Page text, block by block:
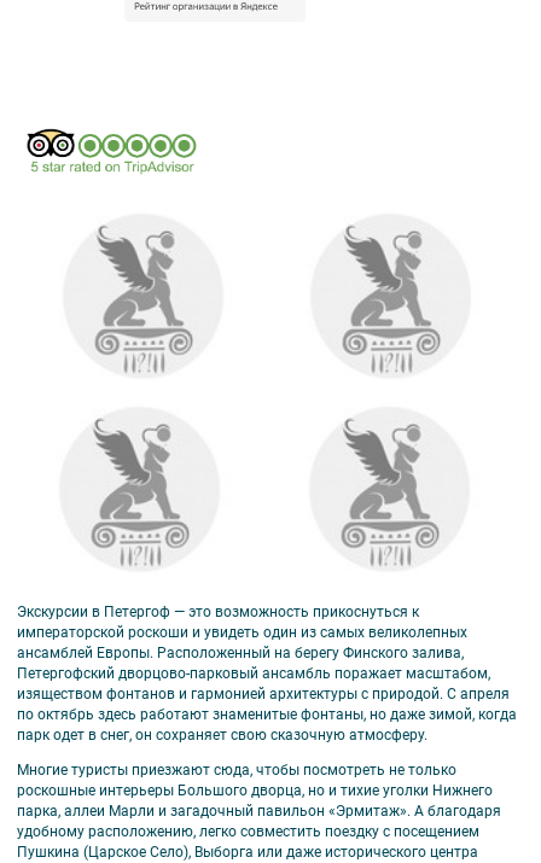
Экскурсии в Петергоф — это возможность прикоснуться к
императорской роскоши и увидеть один из самых великолепных
ансамблей Европы. Расположенный на берегу Финского залива,
Петергофский дворцово-парковый ансамбль поражает масштабом,
изяществом фонтанов и гармонией архитектуры с природой. С апреля
по октябрь здесь работают знаменитые фонтаны, но даже зимой, когда
парк одет в снег, он сохраняет свою сказочную атмосферу.
Многие туристы приезжают сюда, чтобы посмотреть не только
роскошные интерьеры Большого дворца, но и тихие уголки Нижнего
парка, аллеи Марли и загадочный павильон «Эрмитаж». А благодаря
удобному расположению, легко совместить поездку с посещением
Пушкина (Царское Село), Выборга или даже исторического центра